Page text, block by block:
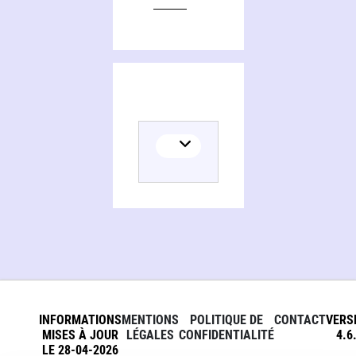
INFORMATIONS
MISES À JOUR
LE 28-04-2026
MENTIONS
LÉGALES
POLITIQUE DE
CONFIDENTIALITÉ
CONTACT